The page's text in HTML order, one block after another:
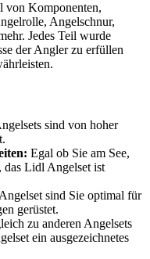
von Komponenten,
Angelschnur,
Jedes Teil wurde
der Angler zu erfüllen
sind von hoher
Egal ob Sie am See,
das Lidl Angelset ist
sind Sie optimal für
gerüstet.
zu anderen Angelsets
ein ausgezeichnetes